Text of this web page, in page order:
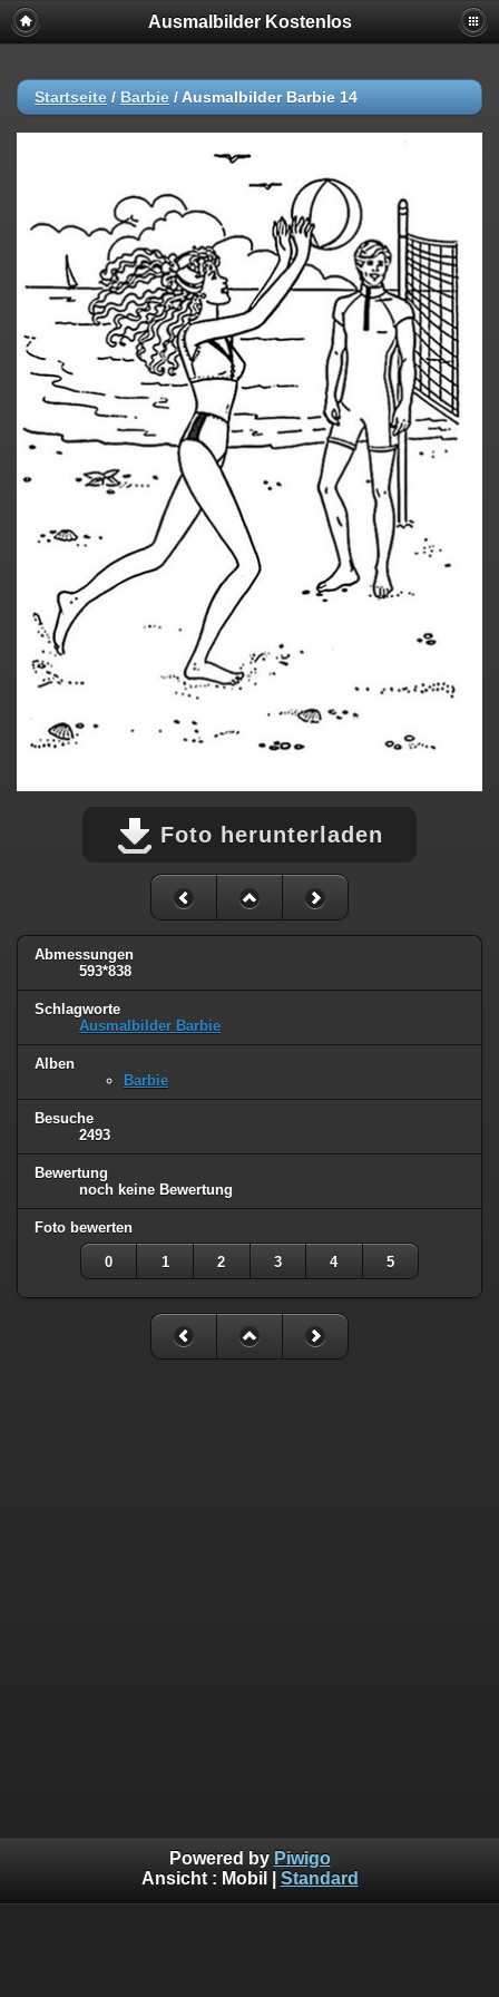
Ausmalbilder Kostenlos
Startseite / Barbie / Ausmalbilder Barbie 14
Foto herunterladen
Abmessungen
593*838
Schlagworte
Ausmalbilder Barbie
Alben
Barbie
Besuche
2493
Bewertung
noch keine Bewertung
Foto bewerten
0 1 2 3 4 5
Powered by Piwigo
Ansicht : Mobil Standard